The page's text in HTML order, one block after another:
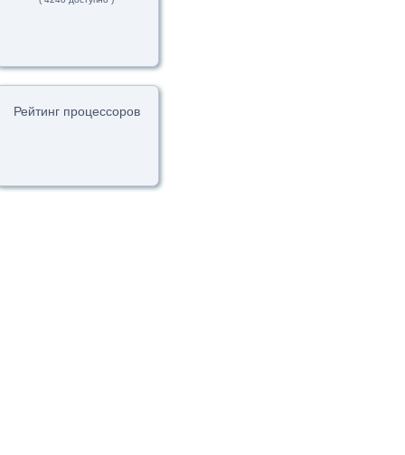
Рейтинг процессоров